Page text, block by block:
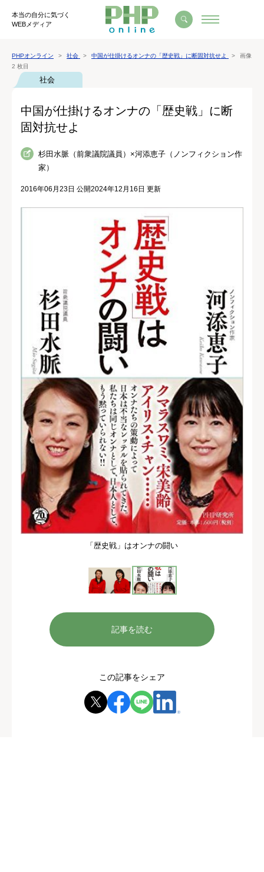
本当の自分に気づく
WEBメディア
PHPオンライン 社会 中国が仕掛けるオンナの「歴史戦」に断固対抗せよ
画像
2 枚目
社会
中国が仕掛けるオンナの「歴史戦」に断
固対抗せよ
杉田水脈（前衆議院議員）×河添恵子（ノンフィクション作
家）
2016年06月23日 公開2024年12月16日 更新
「歴史戦」はオンナの闘い
記事を読む
この記事をシェア